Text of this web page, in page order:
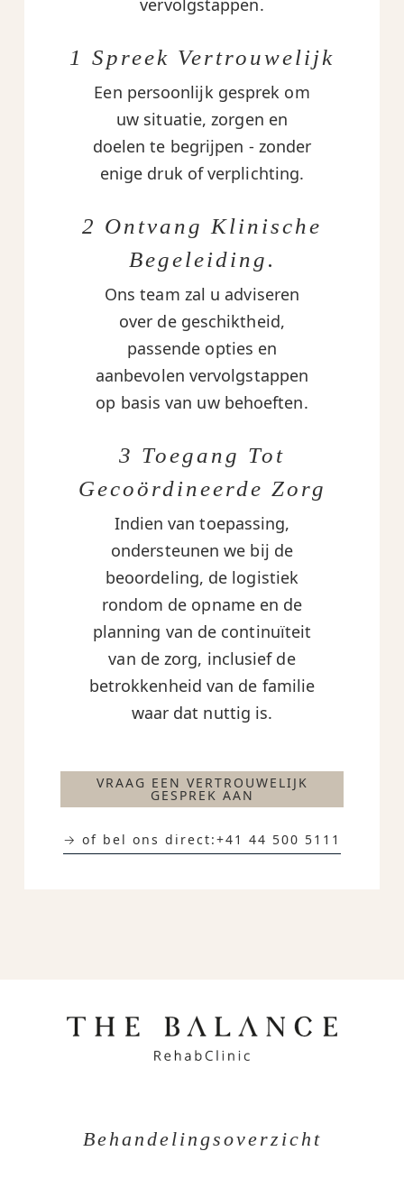
vervolgstappen.
1 Spreek Vertrouwelijk
Een persoonlijk gesprek om
uw situatie, zorgen en
doelen te begrijpen - zonder
enige druk of verplichting.
2 Ontvang Klinische
Begeleiding.
Ons team zal u adviseren
over de geschiktheid,
passende opties en
aanbevolen vervolgstappen
op basis van uw behoeften.
3 Toegang Tot
Gecoördineerde Zorg
Indien van toepassing,
ondersteunen we bij de
beoordeling, de logistiek
rondom de opname en de
planning van de continuïteit
van de zorg, inclusief de
betrokkenheid van de familie
waar dat nuttig is.
VRAAG EEN VERTROUWELIJK
GESPREK AAN
→ of bel ons direct:+41 44 500 5111
Behandelingsoverzicht